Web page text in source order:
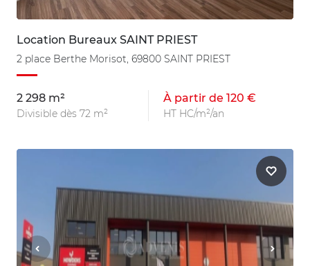
Location Bureaux SAINT PRIEST
2 place Berthe Morisot, 69800 SAINT PRIEST
2 298 m²
Divisible dès 72 m²
À partir de 120 €
HT HC/m²/an